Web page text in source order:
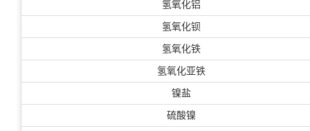
氢氧化铝
氢氧化钡
氢氧化铁
氢氧化亚铁
镍盐
硫酸镍